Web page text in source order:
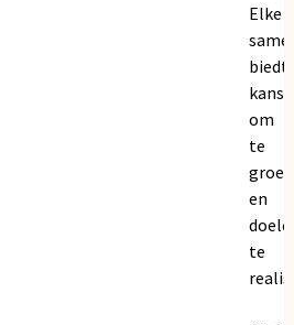
Elke
biedt
om
te
en
te